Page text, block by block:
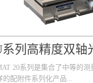
系列高精度双轴
20系列是集合了中等的
的配附件系列化产品...